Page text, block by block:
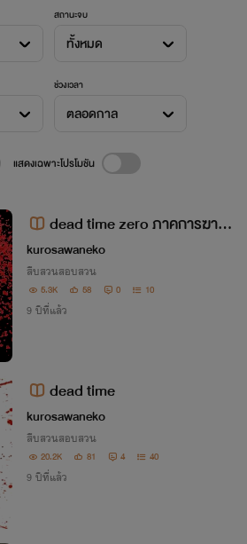
สถานะจบ
ทั้งหมด
ช่วงเวลา
ตลอดกาล
แสดงเฉพาะโปรโมชัน
dead time zero ภาคการฆาตก
รรมในมิติแห่งเวลา
kurosawaneko
สืบสวนสอบสวน
5.3K 58 0 10
9 ปีที่แล้ว
dead time
kurosawaneko
สืบสวนสอบสวน
20.2K 81 4 40
9 ปีที่แล้ว